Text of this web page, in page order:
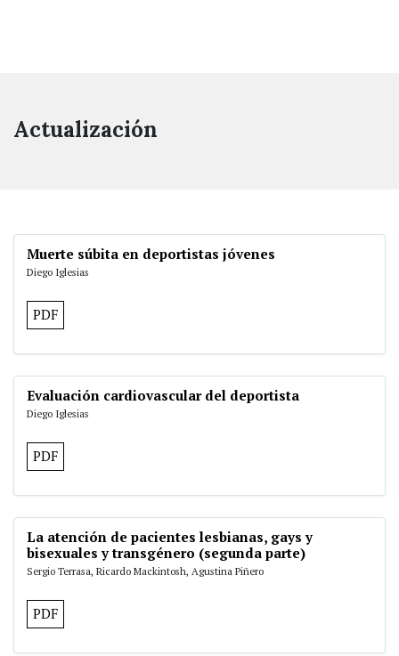
Actualización
Muerte súbita en deportistas jóvenes
Diego Iglesias
PDF
Evaluación cardiovascular del deportista
Diego Iglesias
PDF
La atención de pacientes lesbianas, gays y
bisexuales y transgénero (segunda parte)
Sergio Terrasa, Ricardo Mackintosh, Agustina Piñero
PDF